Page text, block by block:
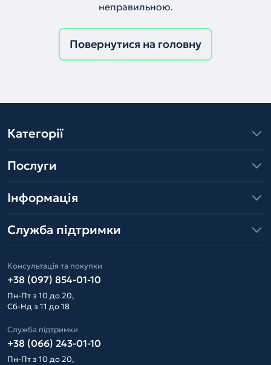
неправильною.
Повернутися на головну
Категорії
Послуги
Інформація
Служба підтримки
Консультація та покупки
+38 (097) 854-01-10
Пн-Пт з 10 до 20,
Сб-Нд з 11 до 18
Служба підтримки
+38 (066) 243-01-10
Пн-Пт з 10 до 20,